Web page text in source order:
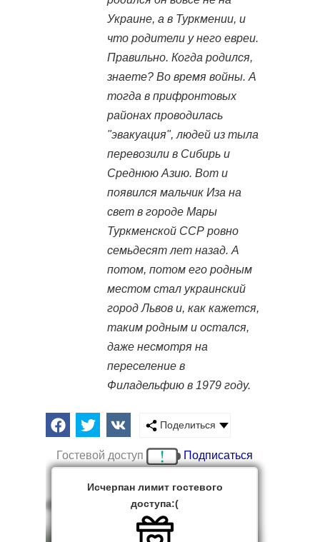
Украине, а в Туркмении, и
что родители у него евреи.
Правильно. Когда родился,
знаете? Во время войны. А
тогда в прифронтовых
районах проводилась
"эвакуация", людей из тыла
перевозили в Сибирь и
Среднюю Азию. Вот и
появился мальчик Иза на
свет в городе Мары
Туркменской ССР ровно
семьдесят лет назад. А
потом, потом его родным
местом стал украинский
город Львов и, как кажется,
таким родным и остался,
даже несмотря на
переселение в
Филадельфию в 1979 году.
Поделиться
Гостевой доступ Подписаться
Исчерпан лимит гостевого
доступа:(
О НАШЕМ ГОСТЕ